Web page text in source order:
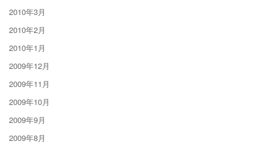
2010年3月
2010年2月
2010年1月
2009年12月
2009年11月
2009年10月
2009年9月
2009年8月